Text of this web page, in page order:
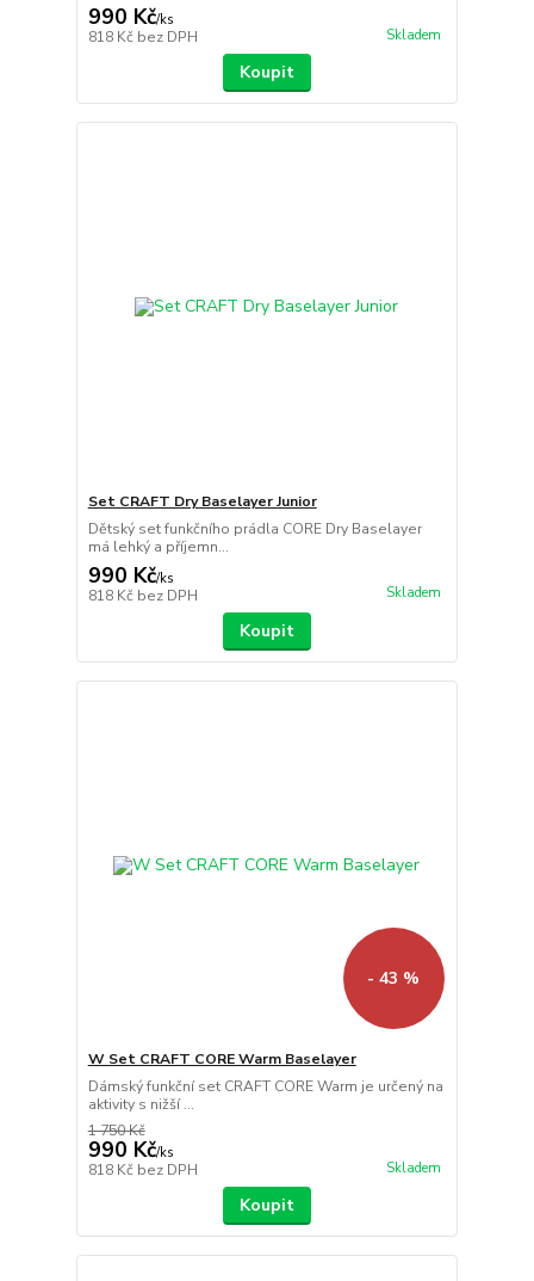
990 Kč/ks
818 Kč bez DPH Skladem
Koupit
Set CRAFT Dry Baselayer Junior
Dětský set funkčního prádla CORE Dry Baselayer
má lehký a příjemn...
990 Kč/ks
818 Kč bez DPH Skladem
Koupit
- 43 %
W Set CRAFT CORE Warm Baselayer
Dámský funkční set CRAFT CORE Warm je určený na
aktivity s nižší ...
1 750 Kč
990 Kč/ks
818 Kč bez DPH Skladem
Koupit